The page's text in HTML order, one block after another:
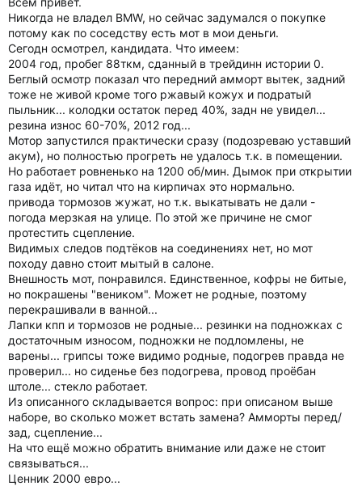
Никогда не владел BMW, но сейчас задумался о покупке
потому как по соседству есть мот в мои деньги.
Сегодн осмотрел, кандидата. Что имеем:
2004 год, пробег 88ткм, сданный в трейдинн истории 0.
Беглый осмотр показал что передний амморт вытек, задний
тоже не живой кроме того ржавый кожух и подратый
пыльник... колодки остаток перед 40%, задн не увидел...
резина износ 60-70%, 2012 год...
Мотор запустился практически сразу (подозреваю уставший
акум), но полностью прогреть не удалось т.к. в помещении.
Но работает ровненько на 1200 об/мин. Дымок при открытии
газа идёт, но читал что на кирпичах это нормально.
привода тормозов жужат, но т.к. выкатывать не дали -
погода мерзкая на улице. По этой же причине не смог
протестить сцепление.
Видимых следов подтёков на соединениях нет, но мот
походу давно стоит мытый в салоне.
Внешность мот, понравился. Единственное, кофры не битые,
но покрашены "веником". Может не родные, поэтому
перекрашивали в ванной...
Лапки кпп и тормозов не родные... резинки на подножках с
достаточным износом, подножки не подломлены, не
варены... грипсы тоже видимо родные, подогрев правда не
проверил... но сиденье без подогрева, провод проёбан
штоле... стекло работает.
Из описанного складывается вопрос: при описаном выше
наборе, во сколько может встать замена? Амморты перед/
зад, сцепление...
На что ещё можно обратить внимание или даже не стоит
связываться...
Ценник 2000 евро...